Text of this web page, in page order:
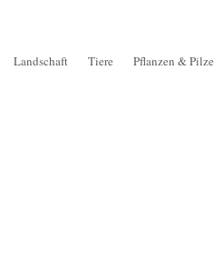
Landschaft Tiere Pflanzen & Pilze